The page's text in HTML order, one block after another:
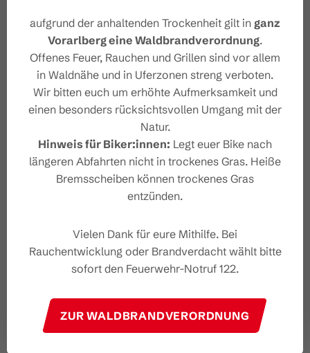
Dein Brandnertal Newslet
ter
Ich akzeptiere dieDatenschutzbestimmungen
aufgrund der anhaltenden Trockenheit gilt in ganz
Vorarlberg eine Waldbrandverordnung.
Offenes Feuer, Rauchen und Grillen sind vor allem
in Waldnähe und in Uferzonen streng verboten.
Wir bitten euch um erhöhte Aufmerksamkeit und
einen besonders rücksichtsvollen Umgang mit der
Natur.
Hinweis für Biker:innen: Legt euer Bike nach
längeren Abfahrten nicht in trockenes Gras. Heiße
Bremsscheiben können trockenes Gras
entzünden.
Vielen Dank für eure Mithilfe. Bei
Rauchentwicklung oder Brandverdacht wählt bitte
sofort den Feuerwehr-Notruf 122.
ZUR WALDBRANDVERORDNUNG